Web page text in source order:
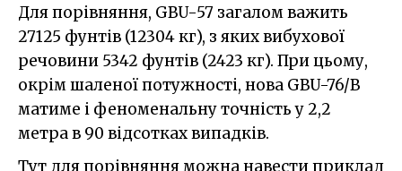
Для порівняння, GBU-57 загалом важить
27125 фунтів (12304 кг), з яких вибухової
речовини 5342 фунтів (2423 кг). При цьому,
окрім шаленої потужності, нова GBU-76/B
матиме і феноменальну точність у 2,2
метра в 90 відсотках випадків.
Тут для порівняння можна навести приклад